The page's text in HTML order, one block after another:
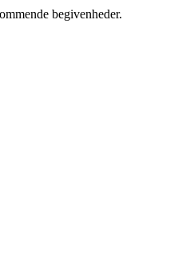
begivenheder.